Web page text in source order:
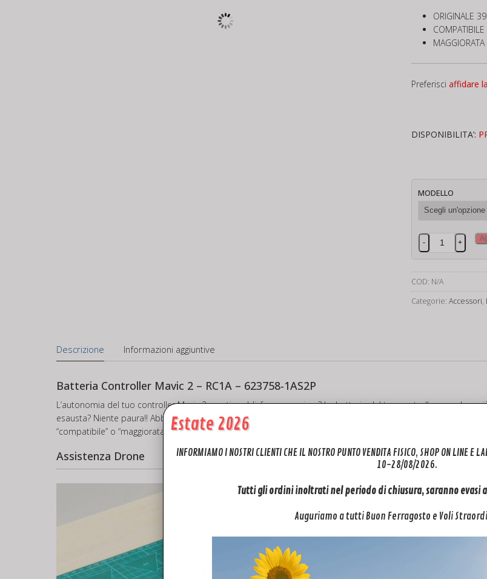
ORIGINALE
Preferisci affidare
DISPONIBILITA’:
MODELLO
Batteria
Controller
2
quantità
- +
COD: N/A
Categorie: Accessori,
Descrizione Informazioni aggiuntive
Batteria Controller Mavic 2 – RC1A – 623758-1AS2P
L’autonomia del tuo controller Mavic 2 non ti soddisfa come prima? La batteria del tuo controller non dura
esausta? Niente paura!! Abbiamo la batteria originale Per il tuo controller Dji RC1A per Mavic 2 zoom/PRO
“compatibile” o “maggiorata” per avere ancora più autonomia.
Assistenza Drone
Estate 2026
INFORMIAMO I NOSTRI CLIENTI CHE IL NOSTRO PUNTO VENDITA FISICO, SHOP ON LINE E
10-28/08/2026.
Tutti gli ordini inoltrati nel periodo di chiusura, saranno evasi
Auguriamo a tutti Buon Ferragosto e Voli